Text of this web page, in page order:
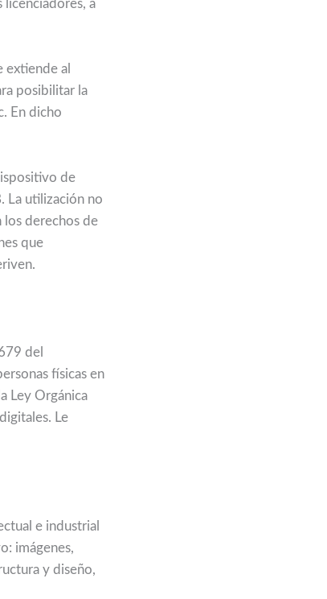
licenciadores, a
extiende al
posibilitar la
En dicho
de
La utilización no
los derechos de
que
del
físicas en
Ley Orgánica
Le
e industrial
imágenes,
y diseño,